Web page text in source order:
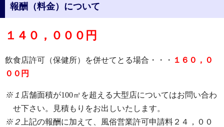
報酬（料金）について
１４０，０００円
飲食店許可（保健所）を併せてとる場合・・・ １６０，０
００円
※１ 店舗面積が100㎡を超える大型店についてはお問い合わ
せ下さい。見積もりをお出しいたします。
※２ 上記の報酬に加えて、風俗営業許可申請料２４，００